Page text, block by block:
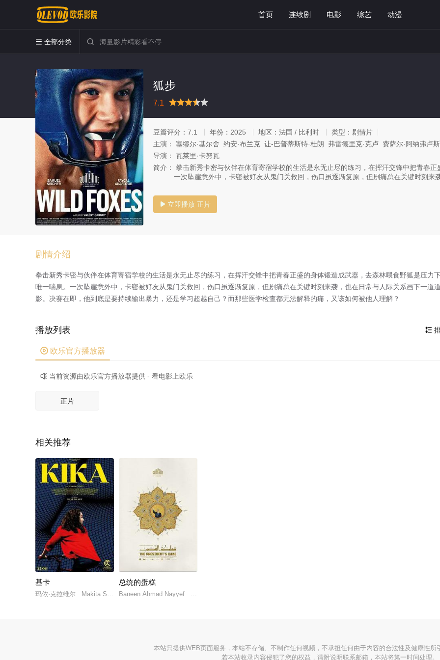
首页 连续剧 电影 综艺 动漫
 全部分类 
狐步
7.1
很差较差还行 推荐力荐
豆瓣评分： 7.1 年份： 2025 地区： 法国 / 比利时 类型： 剧情片
主演：
塞缪尔·基尔舍 约安·布兰克 让-巴普蒂斯特·杜朗 弗雷德里克·克卢 费萨尔·阿纳弗卢斯
导演：
瓦莱里·卡努瓦
简介：
拳击新秀卡密与伙伴在体育寄宿学校的生活是永无止尽的练习，在挥汗交锋中把青春
一次坠崖意外中，卡密被好友从鬼门关救回，伤口虽逐渐复原，但剧痛总在关键时刻来
 立即播放 正片
剧情介绍
拳击新秀卡密与伙伴在体育寄宿学校的生活是永无止尽的练习，在挥汗交锋中把青春正盛的身体锻造成武器，去森林喂食野狐是压力
唯一喘息。一次坠崖意外中，卡密被好友从鬼门关救回，伤口虽逐渐复原，但剧痛总在关键时刻来袭，也在日常与人际关系画下一道
影。决赛在即，他到底是要持续输出暴力，还是学习超越自己？而那些医学检查都无法解释的痛，又该如何被他人理解？

播放列表
 欧乐官方播放器
 当前资源由欧乐官方播放器提供 - 看电影上欧乐
正片
相关推荐
基卡
玛侬·克拉维尔 Makita Samba 托马斯·库芒
总统的蛋糕
Baneen Ahmad Nayyef Waheed Thabet Khreibat Sajad Mohamad Qasem
本站只提供WEB页面服务，本站不存储、不制作任何视频，不承担任何由于内容的合法性及健康性所
若本站收录内容侵犯了您的权益，请附说明联系邮箱，本站将第一时间处理。